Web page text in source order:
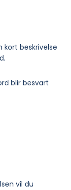
kort beskrivelse
blir besvart
vil du